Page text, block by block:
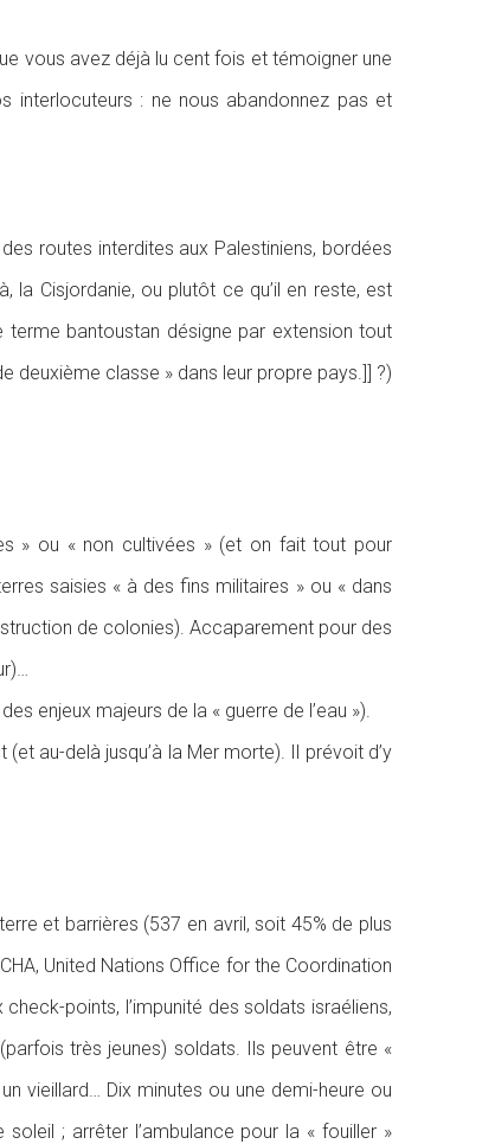
vous avez déjà lu cent fois et témoigner une
interlocuteurs : ne nous abandonnez pas et
routes interdites aux Palestiniens, bordées
Cisjordanie, ou plutôt ce qu’il en reste, est
terme bantoustan désigne par extension tout
classe » dans leur propre pays.]] ?)
» ou « non cultivées » (et on fait tout pour
saisies « à des fins militaires » ou « dans
de colonies). Accaparement pour des
enjeux majeurs de la « guerre de l’eau »).
au-delà jusqu’à la Mer morte). Il prévoit d’y
et barrières (537 en avril, soit 45% de plus
United Nations Office for the Coordination
points, l’impunité des soldats israéliens,
très jeunes) soldats. Ils peuvent être «
vieillard… Dix minutes ou une demi-heure ou
; arrêter l’ambulance pour la « fouiller »